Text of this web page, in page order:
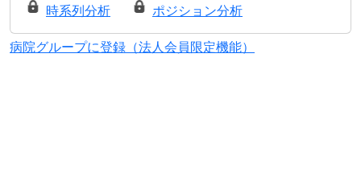
時系列分析
ポジション分析
病院グループに登録（法人会員限定機能）